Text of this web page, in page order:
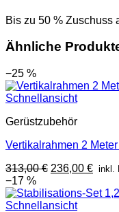
Bis zu 50 % Zuschuss
Ähnliche
−25 %
Schnellansicht
Gerüstzubehör
Vertikalrahmen 2
313,00€
war:
313,00 €
236,00 €
ist:
inkl.
−17 %
Schnellansicht